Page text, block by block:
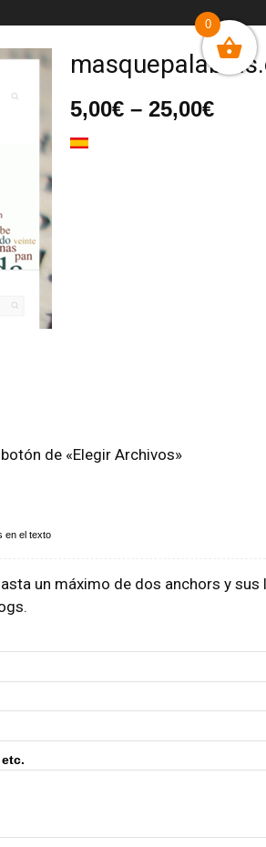
5,00€ – 25,00€
de «Elegir Archivos»
en el texto
un máximo de dos anchors y sus
0